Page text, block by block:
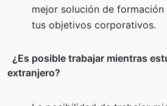
mejor solución de formación
tus objetivos corporativos.
¿Es posible trabajar mientras
extranjero?